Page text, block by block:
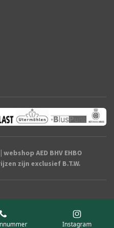
| webshop AED BHV EHBO
zijn exclusief B.T.W.
Instagram